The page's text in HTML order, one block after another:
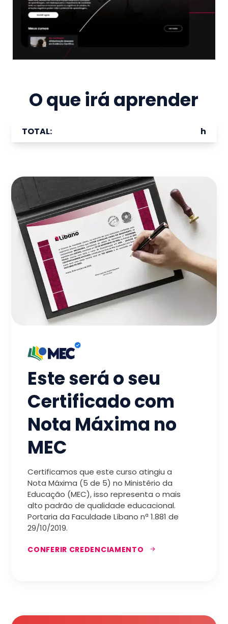
O que irá aprender
TOTAL: h
Este será o seu
Certificado com
Nota Máxima no
MEC
Certificamos que este curso atingiu a
Nota Máxima (5 de 5) no Ministério da
Educação (MEC), isso representa o mais
alto padrão de qualidade educacional.
Portaria da Faculdade Líbano nª 1.881 de
29/10/2019.
CONFERIR CREDENCIAMENTO